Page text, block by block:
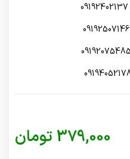
379,000 تومان